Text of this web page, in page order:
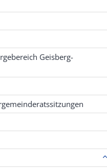
Geisberg-